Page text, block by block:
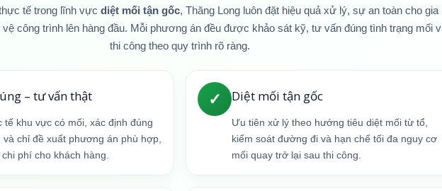
tế trong lĩnh vựcdiệt mối tận gốc, Thăng Long luôn đặt hiệu quả xử lý, sự an toàn cho gia
vệ công trình lên hàng đầu. Mỗi phương án đều được khảo sát kỹ, tư vấn đúng tình trạng mối
thi công theo quy trình rõ ràng.
– tư vấn thật
tế khu vực có mối, xác định đúng
và chỉ đề xuất phương án phù hợp,
phí cho khách hàng.
✓ Diệt mối tận gốc
Ưu tiên xử lý theo hướng tiêu diệt mối từ tổ,
kiểm soát đường đi và hạn chế tối đa nguy cơ
mối quay trở lại sau thi công.